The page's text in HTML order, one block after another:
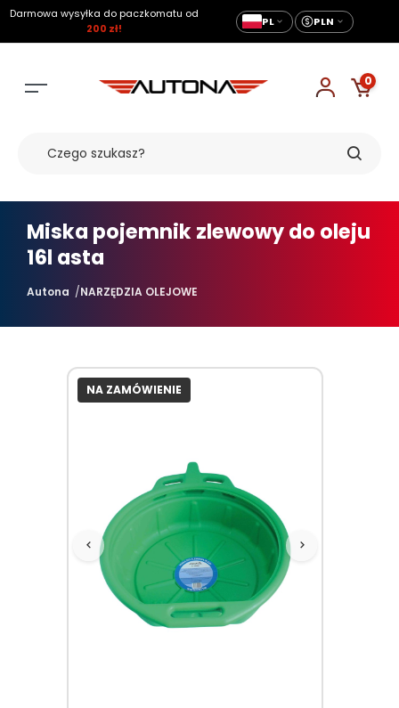
Darmowa wysyłka do paczkomatu od
200 zł!
PL PLN
0
Miska pojemnik zlewowy do oleju
16l asta
Autona NARZĘDZIA OLEJOWE
NA ZAMÓWIENIE